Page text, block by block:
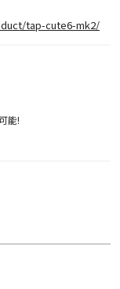
tap-cute6-mk2/
能!